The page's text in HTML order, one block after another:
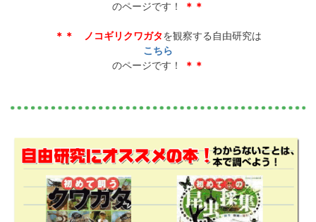
のページです！
＊＊
＊＊ ノコギリクワガタ を観察する自由研究は
こちら
のページです！
＊＊